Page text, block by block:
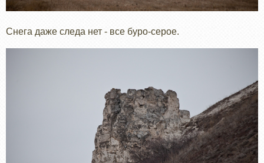
Снега даже следа нет - все буро-серое.